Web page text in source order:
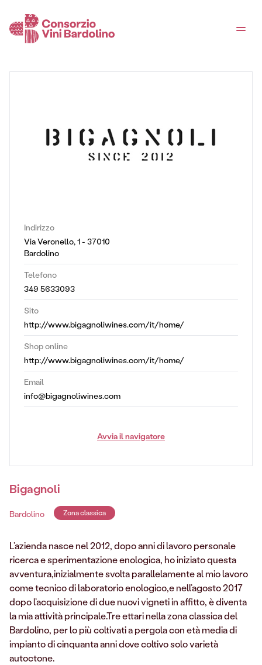
Indirizzo
Via Veronello, 1 - 37010
Bardolino
Telefono
349 5633093
Sito
http://www.bigagnoliwines.com/it/home/
Shop online
http://www.bigagnoliwines.com/it/home/
Email
info@bigagnoliwines.com
Avvia il navigatore
Bigagnoli
Bardolino Zona classica
L’azienda nasce nel 2012, dopo anni di lavoro personale
ricerca e sperimentazione enologica, ho iniziato questa
avventura,inizialmente svolta parallelamente al mio lavoro
come tecnico di laboratorio enologico,e nell’agosto 2017
dopo l’acquisizione di due nuovi vigneti in affitto, è diventa
la mia attività principale.Tre ettari nella zona classica del
Bardolino, per lo più coltivati a pergola con età media di
impianto di cinquanta anni dove coltivo solo varietà
autoctone.